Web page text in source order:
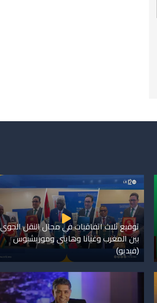
توقيع ثلاث اتفاقيات في مجال النقل الجوي
بين المغرب وغيانا وهايتي وموريشيوس
(فيديو)